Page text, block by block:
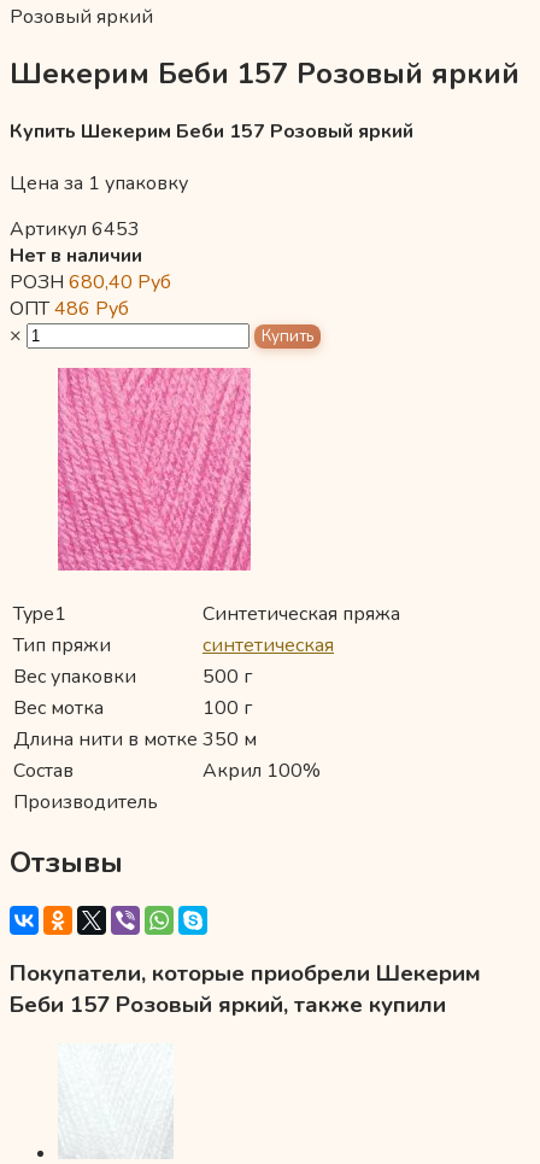
Розовый яркий
Шекерим Беби 157 Розовый яркий
Купить Шекерим Беби 157 Розовый яркий
Цена за 1 упаковку
Артикул 6453
Нет в наличии
РОЗН 680,40 Руб
ОПТ486 Руб
×
Type1
Синтетическая пряжа
Тип пряжи
синтетическая
Вес упаковки
500 г
Вес мотка
100 г
Длина нити в мотке 350 м
Состав
Акрил 100%
Производитель
Отзывы
Покупатели, которые приобрели Шекерим
Беби 157 Розовый яркий, также купили